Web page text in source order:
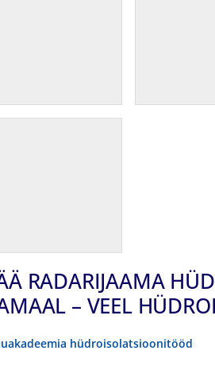
RADARIJAAMA
– VEEL
hüdroisolatsioonitööd